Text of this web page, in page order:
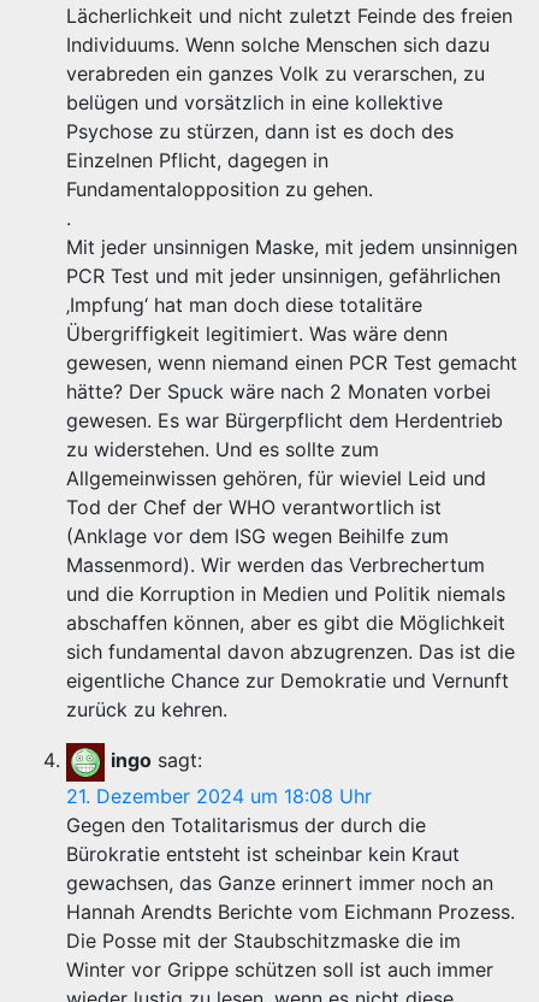
Lächerlichkeit und nicht zuletzt Feinde des freien
Individuums. Wenn solche Menschen sich dazu
verabreden ein ganzes Volk zu verarschen, zu
belügen und vorsätzlich in eine kollektive
Psychose zu stürzen, dann ist es doch des
Einzelnen Pflicht, dagegen in
Fundamentalopposition zu gehen.
.
Mit jeder unsinnigen Maske, mit jedem unsinnigen
PCR Test und mit jeder unsinnigen, gefährlichen
‚Impfung‘ hat man doch diese totalitäre
Übergriffigkeit legitimiert. Was wäre denn
gewesen, wenn niemand einen PCR Test gemacht
hätte? Der Spuck wäre nach 2 Monaten vorbei
gewesen. Es war Bürgerpflicht dem Herdentrieb
zu widerstehen. Und es sollte zum
Allgemeinwissen gehören, für wieviel Leid und
Tod der Chef der WHO verantwortlich ist
(Anklage vor dem ISG wegen Beihilfe zum
Massenmord). Wir werden das Verbrechertum
und die Korruption in Medien und Politik niemals
abschaffen können, aber es gibt die Möglichkeit
sich fundamental davon abzugrenzen. Das ist die
eigentliche Chance zur Demokratie und Vernunft
zurück zu kehren.
ingo sagt:
21. Dezember 2024 um 18:08 Uhr
Gegen den Totalitarismus der durch die
Bürokratie entsteht ist scheinbar kein Kraut
gewachsen, das Ganze erinnert immer noch an
Hannah Arendts Berichte vom Eichmann Prozess.
Die Posse mit der Staubschitzmaske die im
Winter vor Grippe schützen soll ist auch immer